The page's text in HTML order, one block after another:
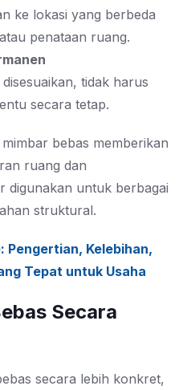
ke lokasi yang berbeda
penataan ruang.
tidak harus
secara tetap.
bebas memberikan
ruang dan
digunakan untuk berbagai
struktural.
Pengertian, Kelebihan,
Tepat untuk Usaha
Secara
secara lebih konkret,